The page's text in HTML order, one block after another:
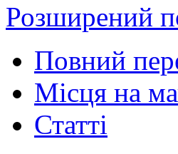
Розширений
Повний
Місця на
Статті